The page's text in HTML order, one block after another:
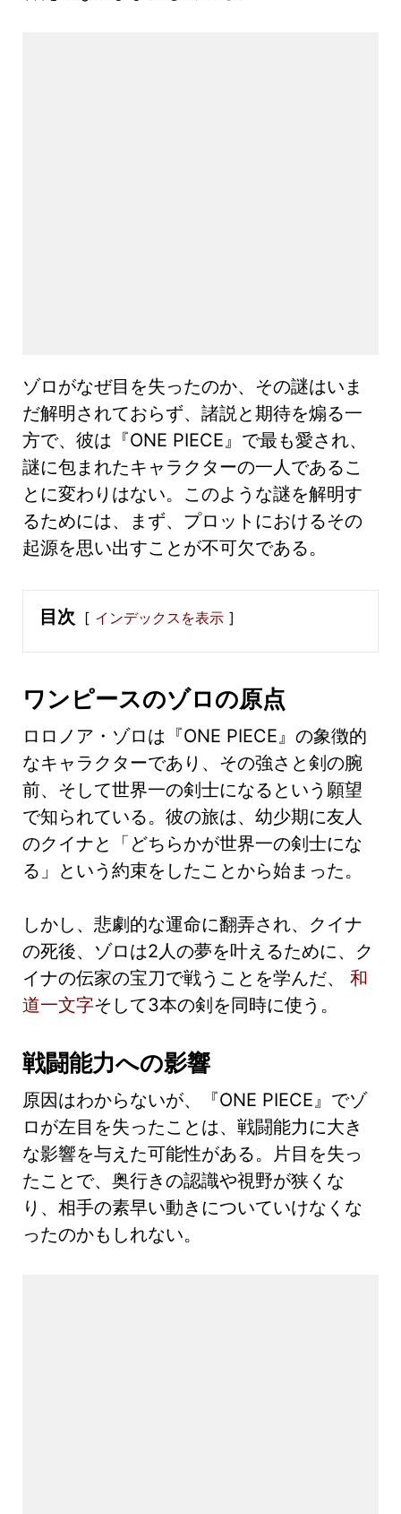
ゾロがなぜ目を失ったのか、その謎はいま
だ解明されておらず、諸説と期待を煽る一
方で、彼は『ONE PIECE』で最も愛され、
謎に包まれたキャラクターの一人であるこ
とに変わりはない。このような謎を解明す
るためには、まず、プロットにおけるその
起源を思い出すことが不可欠である。
目次 インデックスを表示
ワンピースのゾロの原点
ロロノア・ゾロは『ONE PIECE』の象徴的
なキャラクターであり、その強さと剣の腕
前、そして世界一の剣士になるという願望
で知られている。彼の旅は、幼少期に友人
のクイナと「どちらかが世界一の剣士にな
る」という約束をしたことから始まった。
しかし、悲劇的な運命に翻弄され、クイナ
の死後、ゾロは2人の夢を叶えるために、ク
イナの伝家の宝刀で戦うことを学んだ、 和
道一文字そして3本の剣を同時に使う。
戦闘能力への影響
原因はわからないが、『ONE PIECE』でゾ
ロが左目を失ったことは、戦闘能力に大き
な影響を与えた可能性がある。片目を失っ
たことで、奥行きの認識や視野が狭くな
り、相手の素早い動きについていけなくな
ったのかもしれない。